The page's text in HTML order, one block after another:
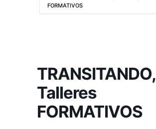
FORMATIVOS
TRANSITANDO,
Talleres
FORMATIVOS